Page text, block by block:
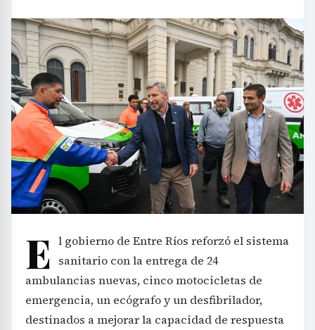
E l gobierno de Entre Ríos reforzó el sistema
sanitario con la entrega de 24
ambulancias nuevas, cinco motocicletas de
emergencia, un ecógrafo y un desfibrilador,
destinados a mejorar la capacidad de respuesta